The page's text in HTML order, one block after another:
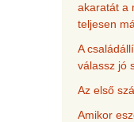
akaratát a
teljesen
A
válassz jó
Az első
Amikor